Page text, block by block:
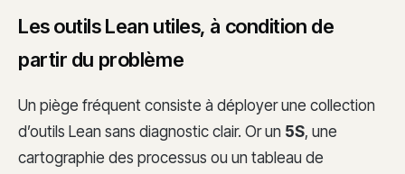
Les outils Lean utiles, à condition de
partir du problème
Un piège fréquent consiste à déployer une collection
d’outils Lean sans diagnostic clair. Or un 5S, une
cartographie des processus ou un tableau de